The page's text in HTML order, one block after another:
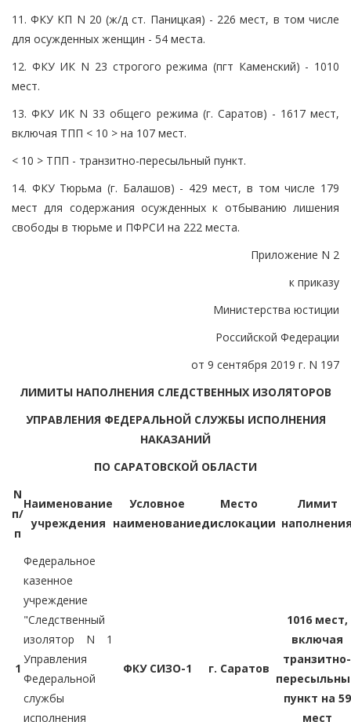
11. ФКУ КП N 20 (ж/д ст. Паницкая) - 226 мест, в том числе
для осужденных женщин - 54 места.
12. ФКУ ИК N 23 строгого режима (пгт Каменский) - 1010
мест.
13. ФКУ ИК N 33 общего режима (г. Саратов) - 1617 мест,
включая ТПП < 10 > на 107 мест.
< 10 > ТПП - транзитно-пересыльный пункт.
14. ФКУ Тюрьма (г. Балашов) - 429 мест, в том числе 179
мест для содержания осужденных к отбыванию лишения
свободы в тюрьме и ПФРСИ на 222 места.
Приложение N 2
к приказу
Министерства юстиции
Российской Федерации
от 9 сентября 2019 г. N 197
ЛИМИТЫ НАПОЛНЕНИЯ СЛЕДСТВЕННЫХ ИЗОЛЯТОРОВ
УПРАВЛЕНИЯ ФЕДЕРАЛЬНОЙ СЛУЖБЫ ИСПОЛНЕНИЯ
НАКАЗАНИЙ
ПО САРАТОВСКОЙ ОБЛАСТИ
N
п/
п
Наименование
учреждения
Условное
наименование
Место
дислокации
Лимит
1
Федеральное
казенное
учреждение
"Следственный
изолятор N 1
Управления
Федеральной
службы
исполнения
ФКУ СИЗО-1 г. Саратов
1016 мест,
включая
транзитно-
пункт на 59
мест